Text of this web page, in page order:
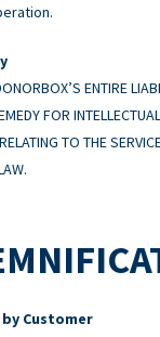
ENTIRE
FOR
TO THE
Customer